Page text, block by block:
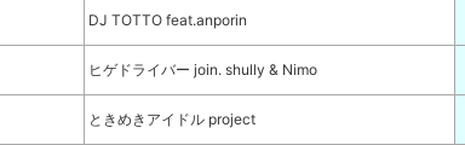
DJ TOTTO feat.anporin
ヒゲドライバー join. shully & Nimo
ときめきアイドル project